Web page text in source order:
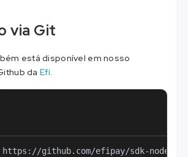
via Git
está disponível em nosso
da Efí.
github.com/efipay/sdk-node-